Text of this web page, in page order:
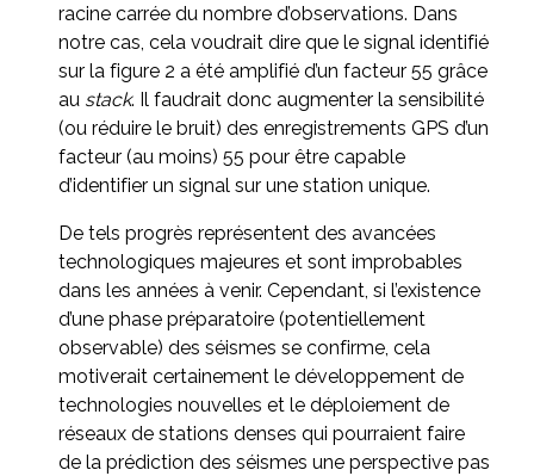
racine carrée du nombre d’observations. Dans
notre cas, cela voudrait dire que le signal identifié
sur la figure 2 a été amplifié d’un facteur 55 grâce
au stack. Il faudrait donc augmenter la sensibilité
(ou réduire le bruit) des enregistrements GPS d’un
facteur (au moins) 55 pour être capable
d’identifier un signal sur une station unique.
De tels progrès représentent des avancées
technologiques majeures et sont improbables
dans les années à venir. Cependant, si l’existence
d’une phase préparatoire (potentiellement
observable) des séismes se confirme, cela
motiverait certainement le développement de
technologies nouvelles et le déploiement de
réseaux de stations denses qui pourraient faire
de la prédiction des séismes une perspective pas